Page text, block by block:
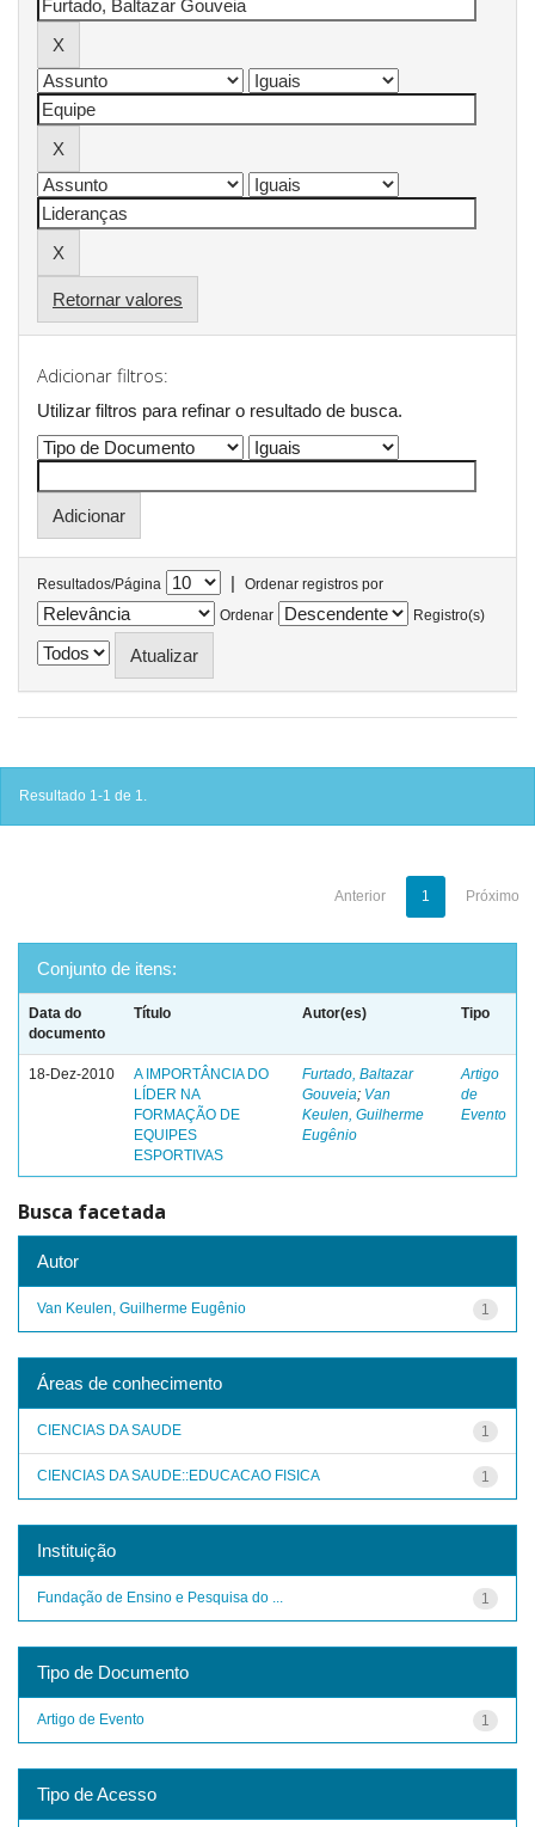
Retornar valores
Adicionar filtros:
Utilizar filtros para refinar o resultado de busca.
Resultados/Página |
Ordenar registros por
Ordenar
Registro(s)
Resultado 1-1 de 1.
Anterior 1 Próximo
Conjunto de itens:
Data do
documento
Título Autor(es) Tipo
18-Dez-2010
A IMPORTÂNCIA DO
LÍDER NA
FORMAÇÃO DE
EQUIPES
ESPORTIVAS
Furtado, Baltazar
Gouveia; Van
Keulen, Guilherme
Eugênio
Artigo
de
Evento
Busca facetada
Autor
1
Van Keulen, Guilherme Eugênio
Áreas de conhecimento
1
CIENCIAS DA SAUDE
1
CIENCIAS DA SAUDE::EDUCACAO FISICA
Instituição
1
Fundação de Ensino e Pesquisa do ...
Tipo de Documento
1
Artigo de Evento
Tipo de Acesso